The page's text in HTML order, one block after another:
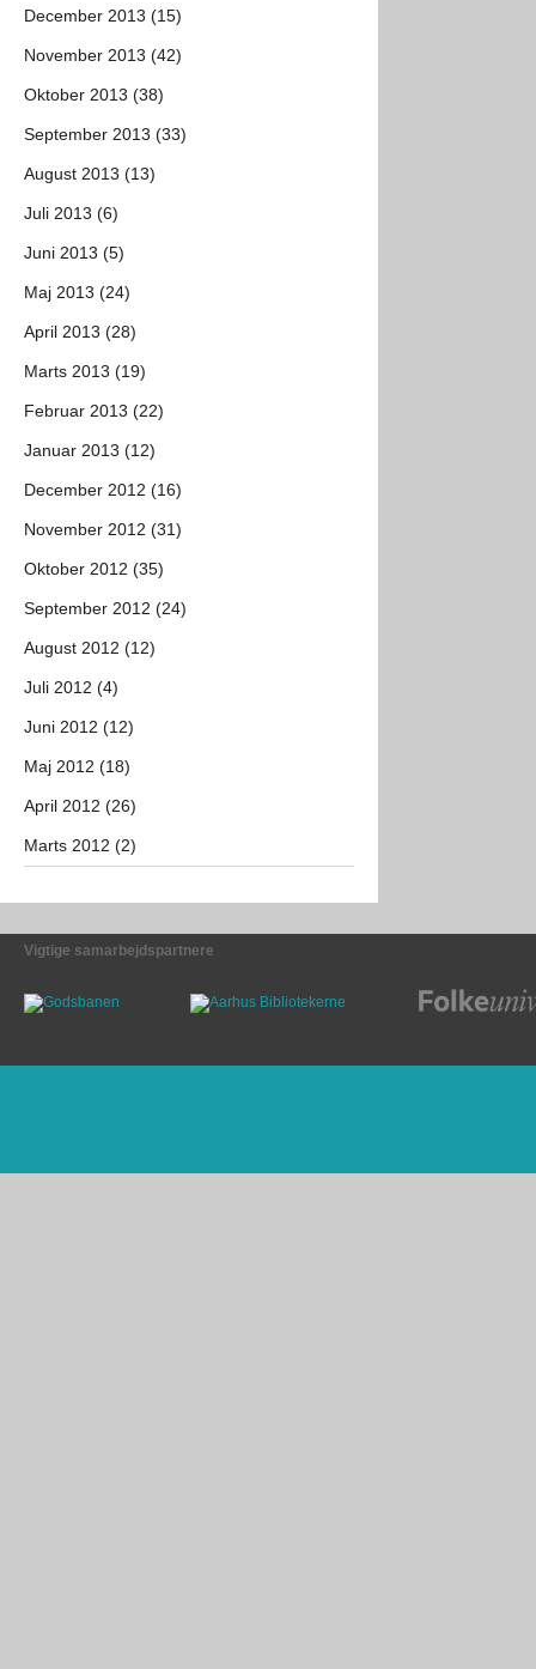
December 2013 (15)
November 2013 (42)
Oktober 2013 (38)
September 2013 (33)
August 2013 (13)
Juli 2013 (6)
Juni 2013 (5)
Maj 2013 (24)
April 2013 (28)
Marts 2013 (19)
Februar 2013 (22)
Januar 2013 (12)
December 2012 (16)
November 2012 (31)
Oktober 2012 (35)
September 2012 (24)
August 2012 (12)
Juli 2012 (4)
Juni 2012 (12)
Maj 2012 (18)
April 2012 (26)
Marts 2012 (2)
Vigtige samarbejdspartnere